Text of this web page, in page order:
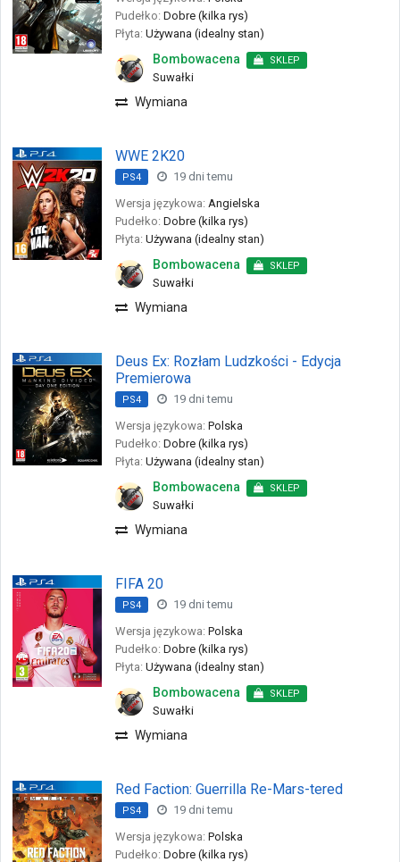
Pudełko: Dobre (kilka rys)
Płyta: Używana (idealny stan)
Bombowacena SKLEP
Suwałki
Wymiana
WWE 2K20
PS4
19 dni temu
Wersja językowa: Angielska
Pudełko: Dobre (kilka rys)
Płyta: Używana (idealny stan)
Bombowacena SKLEP
Suwałki
Wymiana
Deus Ex: Rozłam Ludzkości - Edycja
Premierowa
PS4
19 dni temu
Wersja językowa: Polska
Pudełko: Dobre (kilka rys)
Płyta: Używana (idealny stan)
Bombowacena SKLEP
Suwałki
Wymiana
FIFA 20
PS4
19 dni temu
Wersja językowa: Polska
Pudełko: Dobre (kilka rys)
Płyta: Używana (idealny stan)
Bombowacena SKLEP
Suwałki
Wymiana
Red Faction: Guerrilla Re-Mars-tered
PS4
19 dni temu
Wersja językowa: Polska
Pudełko: Dobre (kilka rys)